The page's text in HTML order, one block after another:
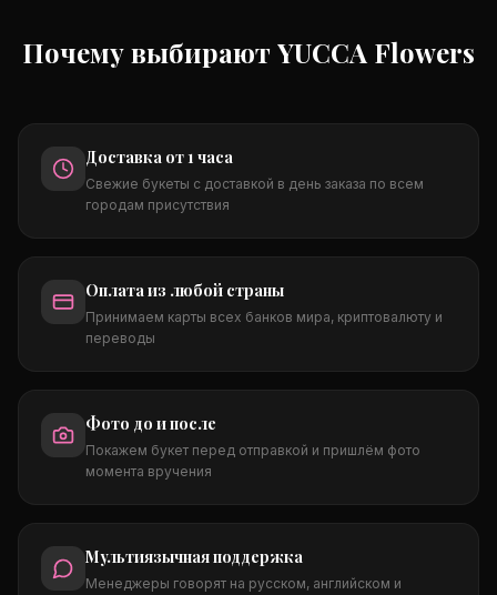
Почему выбирают YUCCA Flowers
Доставка от 1 часа
Свежие букеты с доставкой в день заказа по всем
городам присутствия
Оплата из любой страны
Принимаем карты всех банков мира, криптовалюту и
переводы
Фото до и после
Покажем букет перед отправкой и пришлём фото
момента вручения
Мультиязычная поддержка
Менеджеры говорят на русском, английском и